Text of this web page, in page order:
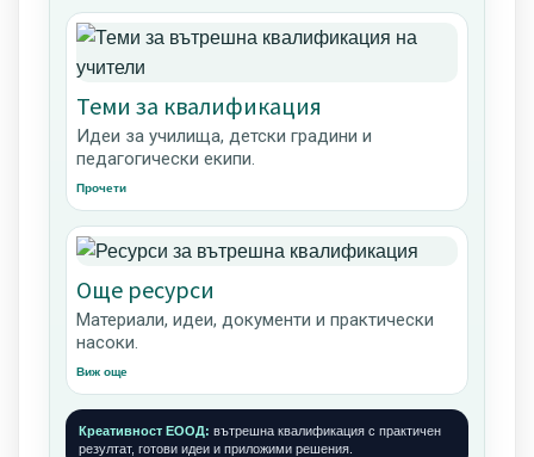
Теми за квалификация
Идеи за училища, детски градини и
педагогически екипи.
Прочети
Още ресурси
Материали, идеи, документи и практически
насоки.
Виж още
Креативност ЕООД: вътрешна квалификация с практичен
резултат, готови идеи и приложими решения.